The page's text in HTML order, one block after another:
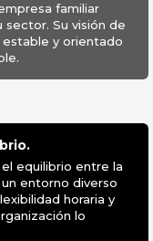
familiar
sector. Su visión de
y orientado
equilibrio entre la
entorno diverso
horaria y
lo